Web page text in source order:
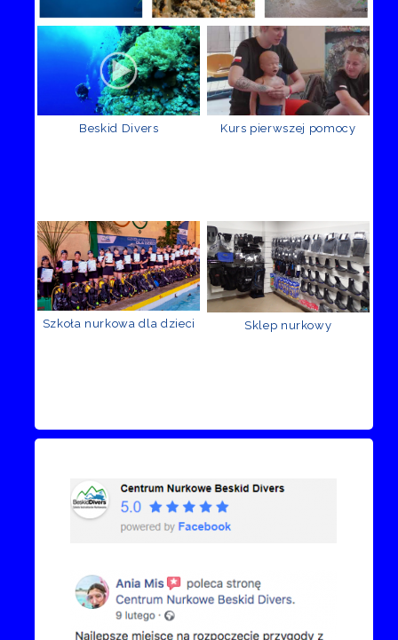
Beskid Divers Kurs pierwszej pomocy
Szkoła nurkowa dla dzieci Sklep nurkowy